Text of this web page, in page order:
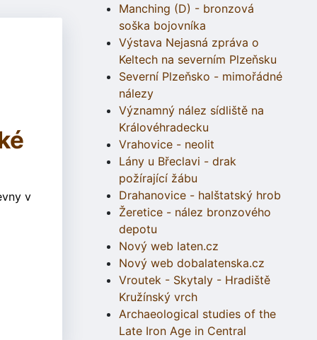
v
Manching (D) - bronzová
soška bojovníka
Výstava Nejasná zpráva o
Keltech na severním Plzeňsku
Severní Plzeňsko - mimořádné
nálezy
Významný nález sídliště na
Královéhradecku
Vrahovice - neolit
Lány u Břeclavi - drak
požírající žábu
Drahanovice - halštatský hrob
Žeretice - nález bronzového
depotu
Nový web laten.cz
Nový web dobalatenska.cz
Vroutek - Skytaly - Hradiště
Kružínský vrch
Archaeological studies of the
Late Iron Age in Central